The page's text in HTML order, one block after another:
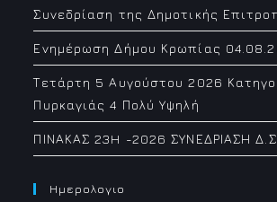
Συνεδρίαση της Δημοτικής
Ενημέρωση Δήμου Κρωπίας
Τετάρτη 5 Αυγούστου 2026
Πυρκαγιάς 4 Πολύ Υψηλή
ΠΙΝΑΚΑΣ 23H -2026 ΣΥΝΕΔΡΙΑΣΗ Δ.Σ
Ημερολογιο